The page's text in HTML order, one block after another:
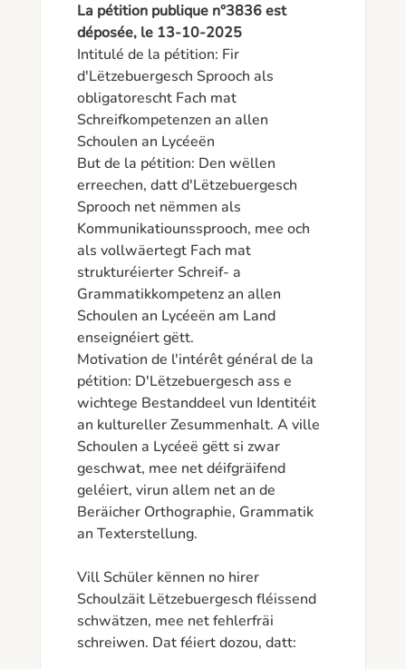
La pétition publique n°3836 est
déposée, le 13-10-2025
Intitulé de la pétition: Fir
d'Lëtzebuergesch Sprooch als
obligatorescht Fach mat
Schreifkompetenzen an allen
Schoulen an Lycéeën
But de la pétition: Den wëllen
erreechen, datt d'Lëtzebuergesch
Sprooch net nëmmen als
Kommunikatiounssprooch, mee och
als vollwäertegt Fach mat
strukturéierter Schreif- a
Grammatikkompetenz an allen
Schoulen an Lycéeën am Land
enseignéiert gëtt.
Motivation de l'intérêt général de la
pétition: D'Lëtzebuergesch ass e
wichtege Bestanddeel vun Identitéit
an kultureller Zesummenhalt. A ville
Schoulen a Lycéeë gëtt si zwar
geschwat, mee net déifgräifend
geléiert, virun allem net an de
Beräicher Orthographie, Grammatik
an Texterstellung.
Vill Schüler kënnen no hirer
Schoulzäit Lëtzebuergesch fléissend
schwätzen, mee net fehlerfräi
schreiwen. Dat féiert dozou, datt: